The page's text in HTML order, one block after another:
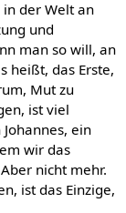
der Welt an
und
man so will, an
heißt, das Erste,
Mut zu
ist viel
ein
wir das
nicht mehr.
ist das Einzige,